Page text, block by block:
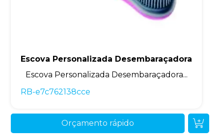
Escova Personalizada Desembaraçadora
Escova Personalizada Desembaraçadora...
RB-e7c762138cce
Orçamento rápido